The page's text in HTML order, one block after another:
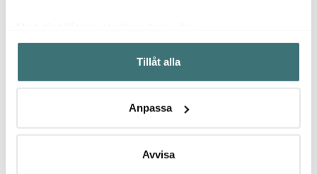
Samla in information om din geografiska plats som
kan ha en noggrannhet på upp till flera meter
Identifiera din enhet genom att aktivt skanna den för
Ta reda på mer om hur dina personliga uppgifter
Du kan ändra eller dra tillbaka ditt samtycke när som
Tillåt alla
Anpassa
Avvisa
Låt dig inspireras av våra kunder